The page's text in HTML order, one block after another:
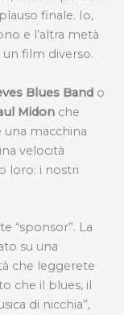
finale. Io,
e l’altra metà
film diverso.
Blues Band o
Midon che
una macchina
velocità
loro: i nostri
“sponsor”. La
su una
che leggerete
che il blues, il
di nicchia”,